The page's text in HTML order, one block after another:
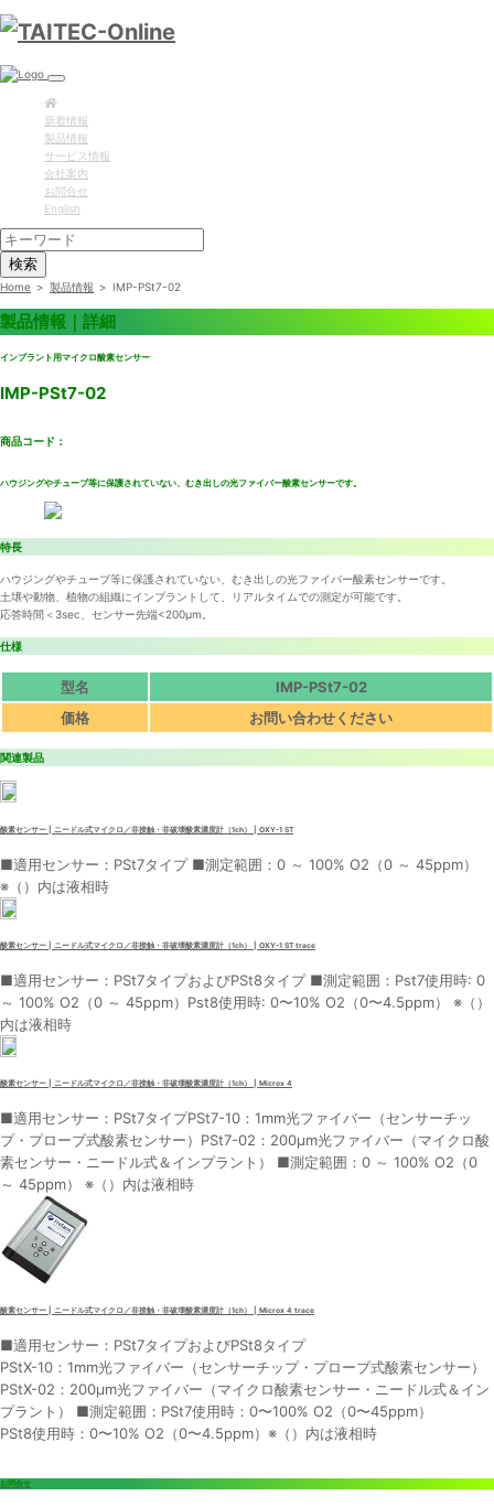
新着情報
製品情報
サービス情報
会社案内
お問合せ
English
検索
Home > 製品情報 > IMP-PSt7-02
製品情報｜詳細
インプラント用マイクロ酸素センサー
IMP-PSt7-02
商品コード：
ハウジングやチューブ等に保護されていない、むき出しの光ファイバー酸素センサーです。
特長
ハウジングやチューブ等に保護されていない、むき出しの光ファイバー酸素センサーです。
土壌や動物、植物の組織にインプラントして、リアルタイムでの測定が可能です。
応答時間＜3sec、センサー先端<200μm。
仕様
型名
IMP-PSt7-02
価格
お問い合わせください
関連製品
酸素センサー | ニードル式マイクロ／非接触・非破壊酸素濃度計（1ch） | OXY-1 ST
■適用センサー：PSt7タイプ ■測定範囲：0 ～ 100% O2（0 ～ 45ppm）
※（）内は液相時
酸素センサー | ニードル式マイクロ／非接触・非破壊酸素濃度計（1ch） | OXY-1 ST trace
■適用センサー：PSt7タイプおよびPSt8タイプ ■測定範囲：Pst7使用時: 0
～ 100% O2（0 ～ 45ppm）Pst8使用時: 0〜10% O2（0〜4.5ppm） ※（）
内は液相時
酸素センサー | ニードル式マイクロ／非接触・非破壊酸素濃度計（1ch） | Microx 4
■適用センサー：PSt7タイプPSt7-10：1mm光ファイバー（センサーチッ
プ・プローブ式酸素センサー）PSt7-02：200μm光ファイバー（マイクロ酸
素センサー・ニードル式＆インプラント） ■測定範囲：0 ～ 100% O2（0
～ 45ppm） ※（）内は液相時
酸素センサー | ニードル式マイクロ／非接触・非破壊酸素濃度計（1ch） | Microx 4 trace
■適用センサー：PSt7タイプおよびPSt8タイプ
PStX-10：1mm光ファイバー（センサーチップ・プローブ式酸素センサー）
PStX-02：200μm光ファイバー（マイクロ酸素センサー・ニードル式＆イン
プラント） ■測定範囲：PSt7使用時：0〜100% O2（0〜45ppm）
PSt8使用時：0〜10% O2（0〜4.5ppm）※（）内は液相時
お問合せ